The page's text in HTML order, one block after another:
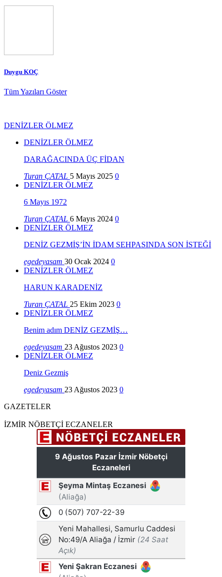
Duygu KOÇ
Tüm Yazıları Göster
DENİZLER ÖLMEZ
DENİZLER ÖLMEZ
DARAĞACINDA ÜÇ FİDAN
Turan ÇATAL 5 Mayıs 2025 0
DENİZLER ÖLMEZ
6 Mayıs 1972
Turan ÇATAL 6 Mayıs 2024 0
DENİZLER ÖLMEZ
DENİZ GEZMİŞ’İN İDAM SEHPASINDA SON İSTEĞİ
egedeyasam 30 Ocak 2024 0
DENİZLER ÖLMEZ
HARUN KARADENİZ
Turan ÇATAL 25 Ekim 2023 0
DENİZLER ÖLMEZ
Benim adım DENİZ GEZMİŞ…
egedeyasam 23 Ağustos 2023 0
DENİZLER ÖLMEZ
Deniz Gezmiş
egedeyasam 23 Ağustos 2023 0
GAZETELER
İZMİR NÖBETÇİ ECZANELER